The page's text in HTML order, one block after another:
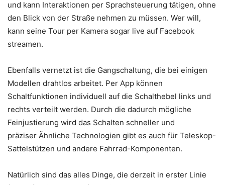
und kann Interaktionen per Sprachsteuerung tätigen, ohne
den Blick von der Straße nehmen zu müssen. Wer will,
kann seine Tour per Kamera sogar live auf Facebook
streamen.
Ebenfalls vernetzt ist die Gangschaltung, die bei einigen
Modellen drahtlos arbeitet. Per App können
Schaltfunktionen individuell auf die Schalthebel links und
rechts verteilt werden. Durch die dadurch mögliche
Feinjustierung wird das Schalten schneller und
präziser Ähnliche Technologien gibt es auch für Teleskop-
Sattelstützen und andere Fahrrad-Komponenten.
Natürlich sind das alles Dinge, die derzeit in erster Linie